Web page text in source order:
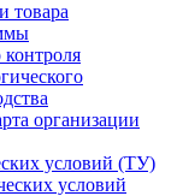
товара
контроля
организации
условий (ТУ)
условий